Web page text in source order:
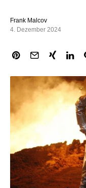
Frank Malcov
4. Dezember 2024